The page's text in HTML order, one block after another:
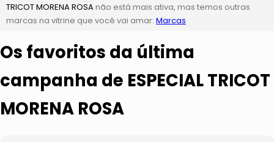
TRICOT MORENA ROSAnão está mais ativa, mas temos outras
marcas na vitrine que você vai amar: Marcas
Os favoritos da última
campanha de ESPECIAL TRICOT
MORENA ROSA